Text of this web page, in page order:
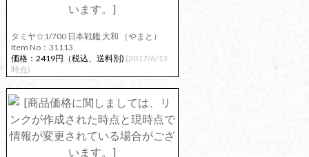
タミヤ☆1/700 日本戦艦 大和 （やまと）
Item No：31113
価格：2419円（税込、送料別) (2017/6/13
時点)